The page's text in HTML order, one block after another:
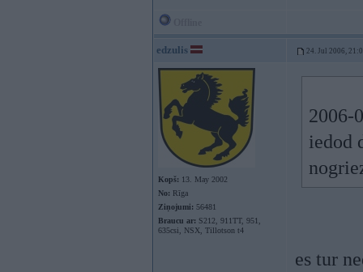
edzulis 24. Jul 2006,
Kopš: 13. May 2002
No: Rīga
Ziņojumi: 56481
Braucu ar: S212, 911TT, 951,
635csi, NSX, Tillotson t4
2006-
iedod
es tur